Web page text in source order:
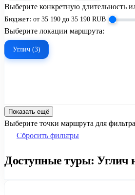
Выберите конкретную длительность
Бюджет: от 35 190 до 35 190 RUB
Выберите локации маршрута:
Углич (3)
Показать ещё
Выберите точки маршрута для
Сбросить фильтры
Доступные туры: Углич